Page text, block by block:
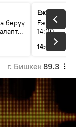
берүү
Ежедневные
Ежедневные
14:00
14:01
3 мин
г. Бишкек 89.3